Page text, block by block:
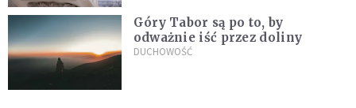
Góry Tabor są po to, by
odważnie iść przez doliny
DUCHOWOŚĆ